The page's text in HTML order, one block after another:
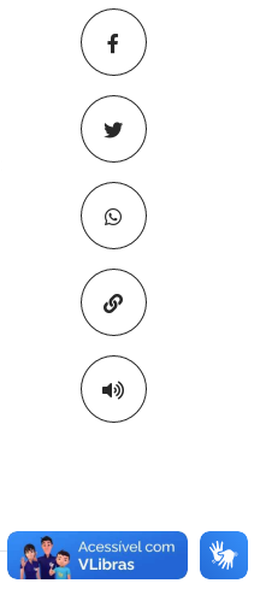
Copiar para